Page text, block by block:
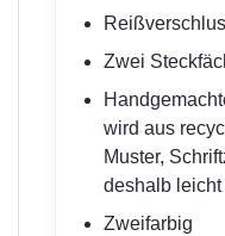
Zwei
wird aus
Muster,
deshalb
Zweifarbig